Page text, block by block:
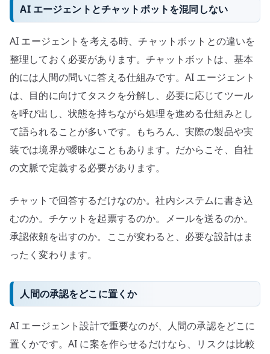
AI エージェントとチャットボットを混同しない
AI エージェントを考える時、チャットボットとの違いを
整理しておく必要があります。チャットボットは、基本
的には人間の問いに答える仕組みです。AI エージェント
は、目的に向けてタスクを分解し、必要に応じてツール
を呼び出し、状態を持ちながら処理を進める仕組みとし
て語られることが多いです。もちろん、実際の製品や実
装では境界が曖昧なこともあります。だからこそ、自社
の文脈で定義する必要があります。
チャットで回答するだけなのか。社内システムに書き込
むのか。チケットを起票するのか。メールを送るのか。
承認依頼を出すのか。ここが変わると、必要な設計はま
ったく変わります。
人間の承認をどこに置くか
AI エージェント設計で重要なのが、人間の承認をどこに
置くかです。AI に案を作らせるだけなら、リスクは比較